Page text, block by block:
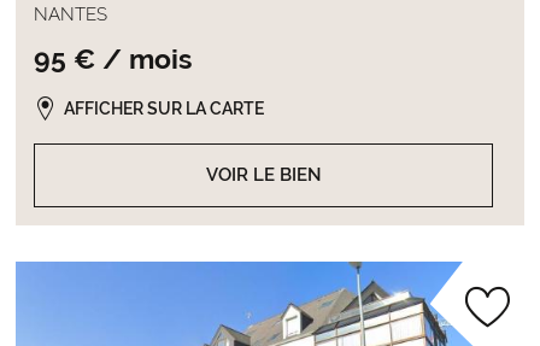
NANTES
95 € / mois
VOIR LE BIEN
AFFICHER SUR LA CARTE